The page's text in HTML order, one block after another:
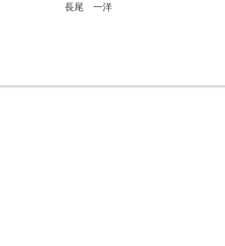
長尾 一洋